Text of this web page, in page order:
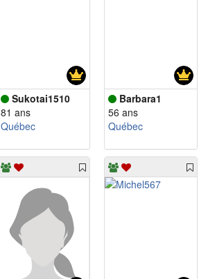
Sukotai1510
81 ans
Québec
Barbara1
56 ans
Québec